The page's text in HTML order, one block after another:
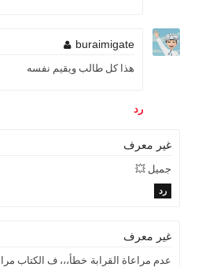
buraimigate
هذا كل طالب ويقيم نفسه
رد
غير معرف
جميل 💥
رد
غير معرف
عدم مراعاة القرابة خطأ،،، ف الكتاب